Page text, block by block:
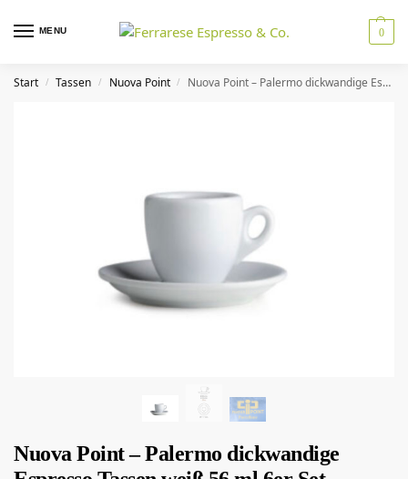
MENU 0
Start / Tassen / Nuova Point / Nuova Point – Palermo dickwandige Espresso Tassen weiß 56 ml 6er Set
Nuova Point – Palermo dickwandige